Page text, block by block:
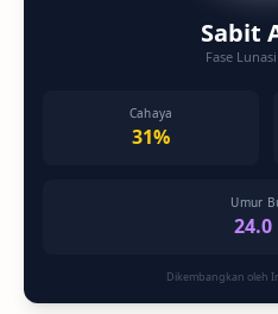
Sabit
Fase
Cahaya
31%
Umur
Dikembangkan oleh